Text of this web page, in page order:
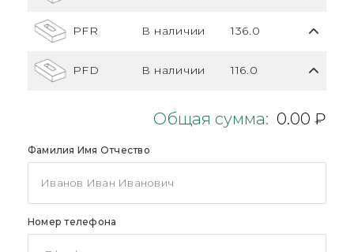
PFR В наличии 136.0
PFD В наличии 116.0
Общая сумма: 0.00 ₽
Фамилия Имя Отчество
Номер телефона